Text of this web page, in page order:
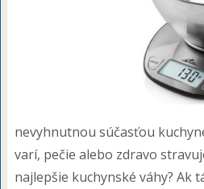
nevyhnutnou súčasťou
varí, pečie alebo zdravo
najlepšie kuchynské váhy? Ak